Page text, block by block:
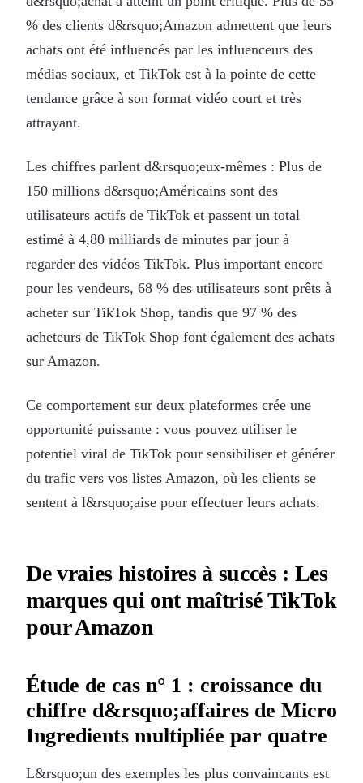
% des clients d&rsquo;Amazon admettent que leurs
achats ont été influencés par les influenceurs des
médias sociaux, et TikTok est à la pointe de cette
tendance grâce à son format vidéo court et très
attrayant.
Les chiffres parlent d&rsquo;eux-mêmes : Plus de
150 millions d&rsquo;Américains sont des
utilisateurs actifs de TikTok et passent un total
estimé à 4,80 milliards de minutes par jour à
regarder des vidéos TikTok. Plus important encore
pour les vendeurs, 68 % des utilisateurs sont prêts à
acheter sur TikTok Shop, tandis que 97 % des
acheteurs de TikTok Shop font également des achats
sur Amazon.
Ce comportement sur deux plateformes crée une
opportunité puissante : vous pouvez utiliser le
potentiel viral de TikTok pour sensibiliser et générer
du trafic vers vos listes Amazon, où les clients se
sentent à l&rsquo;aise pour effectuer leurs achats.
De vraies histoires à succès : Les
marques qui ont maîtrisé TikTok
pour Amazon
Étude de cas n° 1 : croissance du
chiffre d&rsquo;affaires de Micro
Ingredients multipliée par quatre
L&rsquo;un des exemples les plus convaincants est